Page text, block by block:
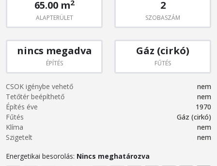
65.00 m2
ALAPTERÜLET
2
SZOBASZÁM
nincs megadva
ÉPÍTÉS
Gáz (cirkó)
FŰTÉS
CSOK igénybe vehető
nem
Tetőtér beépíthető
nem
Építés éve
1970
Fűtés
Gáz (cirkó)
Klíma
nem
Szigetelt
nem
Energetikai besorolás: Nincs meghatározva